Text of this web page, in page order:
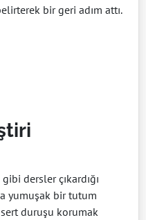
bir geri adım attı.
dersler çıkardığı
yumuşak bir tutum
duruşu korumak